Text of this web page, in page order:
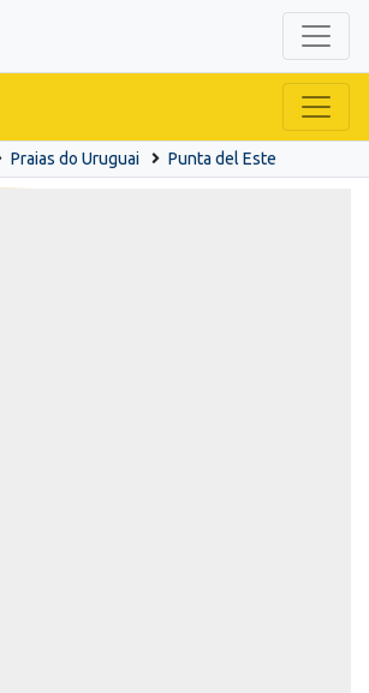
Praias do Uruguai Punta del Este